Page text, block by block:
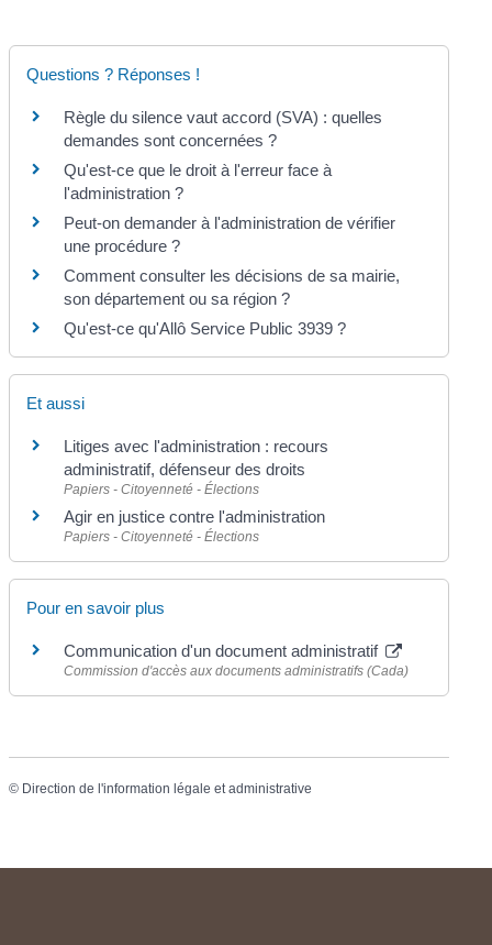
Questions ? Réponses !
Règle du silence vaut accord (SVA) : quelles
demandes sont concernées ?
Qu'est-ce que le droit à l'erreur face à
l'administration ?
Peut-on demander à l'administration de vérifier
une procédure ?
Comment consulter les décisions de sa mairie,
son département ou sa région ?
Qu'est-ce qu'Allô Service Public 3939 ?
Et aussi
Litiges avec l'administration : recours
administratif, défenseur des droits
Papiers - Citoyenneté - Élections
Agir en justice contre l'administration
Papiers - Citoyenneté - Élections
Pour en savoir plus
Communication d'un document administratif
Commission d'accès aux documents administratifs (Cada)
© Direction de l'information légale et administrative